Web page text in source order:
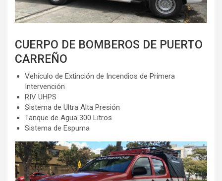
CUERPO DE BOMBEROS DE PUERTO
CARREÑO
Vehículo de Extinción de Incendios de Primera
Intervención
RIV UHPS
Sistema de Ultra Alta Presión
Tanque de Agua 300 Litros
Sistema de Espuma